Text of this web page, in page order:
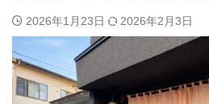
2026年1月23日 2026年2月3日